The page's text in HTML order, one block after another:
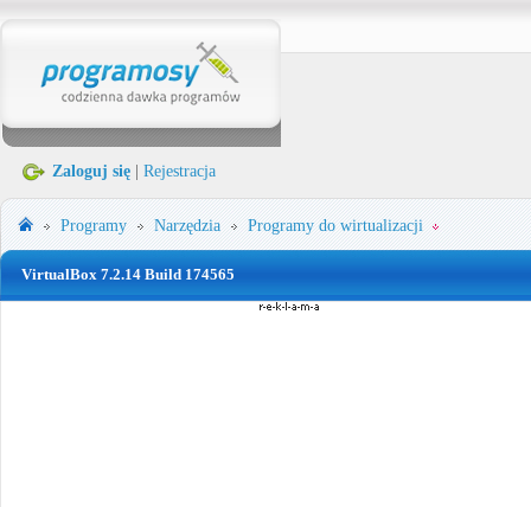
Zaloguj się Rejestracja
Programy Narzędzia Programy do wirtualizacji
VirtualBox 7.2.14 Build 174565